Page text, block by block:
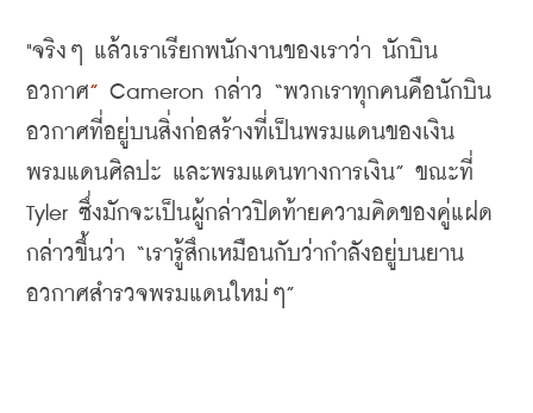
"จริงๆ แล้วเราเรียกพนักงานของเราว่า นักบิน
อวกาศ” Cameron กล่าว “พวกเราทุกคนคือนักบิน
อวกาศที่อยู่บนสิ่งก่อสร้างที่เป็นพรมแดนของเงิน
พรมแดนศิลปะ และพรมแดนทางการเงิน”
Tyler ซึ่งมักจะเป็นผู้กล่าวปิดท้ายความคิดของคู่แฝด
กล่าวขึ้นว่า “เรารู้สึกเหมือนกับว่ากำลังอยู่บนยาน
อวกาศสำรวจพรมแดนใหม่ๆ”